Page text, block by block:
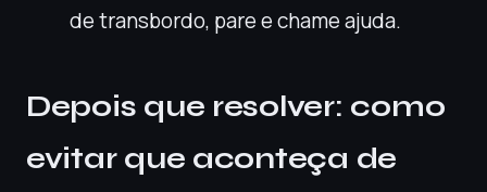
de transbordo, pare e chame ajuda.
Depois que resolver: como
evitar que aconteça de